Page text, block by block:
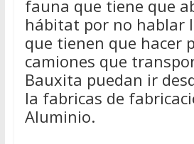
fauna que tiene que
hábitat por no hablar
que tienen que hacer
camiones que
Bauxita puedan ir
la fabricas de
Aluminio.